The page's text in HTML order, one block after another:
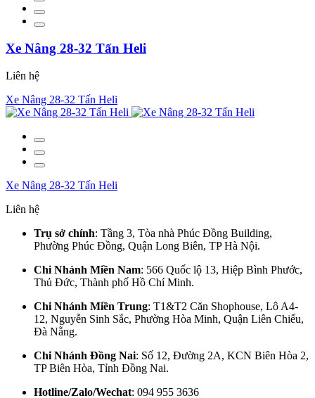
Xe Nâng 28-32 Tấn Heli
Liên hệ
Xe Nâng 28-32 Tấn Heli
Xe Nâng 28-32 Tấn Heli
Liên hệ
Trụ sở chính: Tầng 3, Tòa nhà Phúc Đồng Building,
Phường Phúc Đồng, Quận Long Biên, TP Hà Nội.
Chi Nhánh Miền Nam: 566 Quốc lộ 13, Hiệp Bình Phước,
Thủ Đức, Thành phố Hồ Chí Minh.
Chi Nhánh Miền Trung: T1&T2 Căn Shophouse, Lô A4-
12, Nguyễn Sinh Sắc, Phường Hòa Minh, Quận Liên Chiểu,
Đà Nẵng.
Chi Nhánh Đồng Nai: Số 12, Đường 2A, KCN Biên Hòa 2,
TP Biên Hòa, Tỉnh Đồng Nai.
Hotline/Zalo/Wechat: 094 955 3636